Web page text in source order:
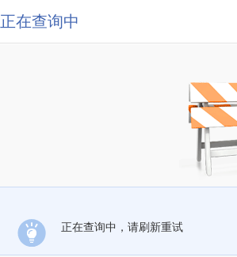
正在查询中
正在查询中，请刷新重试